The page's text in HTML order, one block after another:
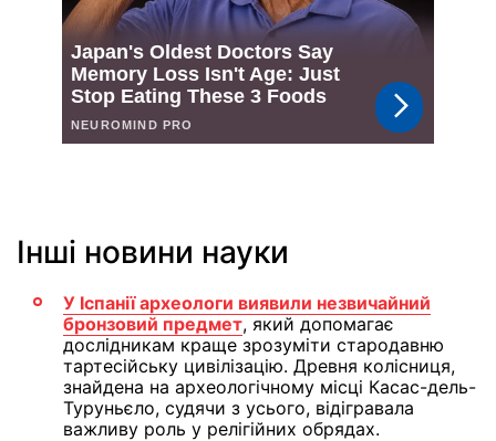
Інші новини науки
У Іспанії археологи виявили незвичайний
бронзовий предмет, який допомагає
дослідникам краще зрозуміти стародавню
тартесійську цивілізацію. Древня колісниця,
знайдена на археологічному місці Касас-дель-
Туруньєло, судячи з усього, відігравала
важливу роль у релігійних обрядах.